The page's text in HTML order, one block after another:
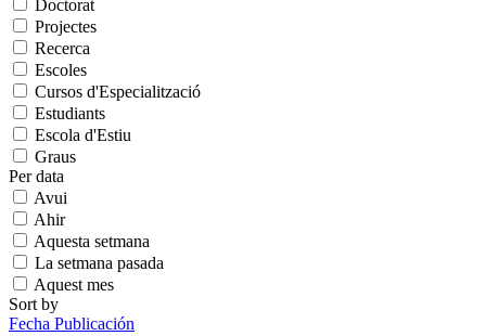
Doctorat
Projectes
Recerca
Escoles
Cursos d'Especialització
Estudiants
Escola d'Estiu
Graus
Per data
Avui
Ahir
Aquesta setmana
La setmana pasada
Aquest mes
Sort by
Fecha Publicación